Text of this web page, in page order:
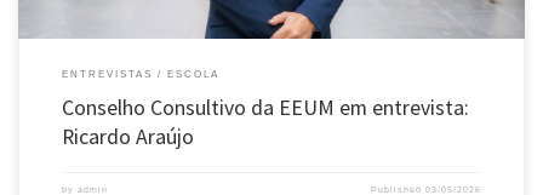
ENTREVISTAS ESCOLA
Conselho Consultivo da EEUM em entrevista:
Ricardo Araújo
by admin Published03/05/2026